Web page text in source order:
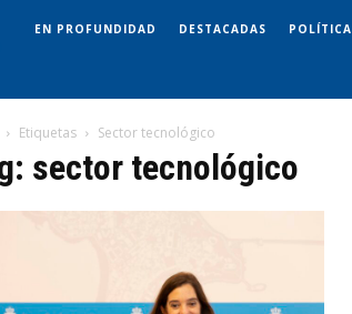
EN PROFUNDIDAD DESTACADAS POLÍTICA
Etiquetas Sector tecnológico
sector tecnológico